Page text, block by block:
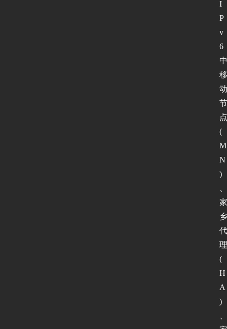
I
P
v
6
中
移
动
节
点
(
M
N
)
家
乡
代
理
(
H
A
)